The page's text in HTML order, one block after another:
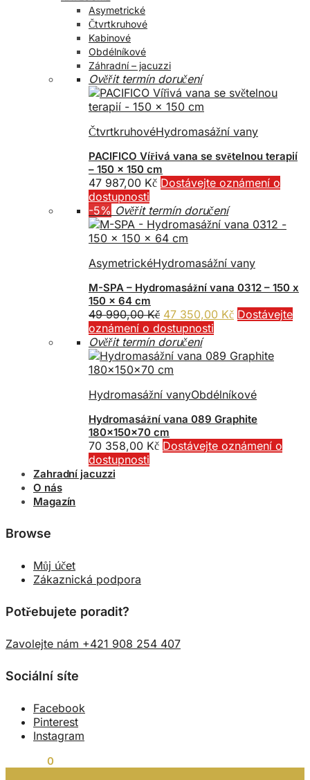
Asymetrické
Čtvrtkruhové
Kabinové
Obdélníkové
Záhradní – jacuzzi
Ověřit termín doručení
ČtvrtkruhovéHydromasážní vany
PACIFICO Vířivá vana se světelnou terapií
– 150 x 150 cm
47 987,00 Kč Dostávejte oznámení o
dostupnosti
-5% Ověřit termín doručení
AsymetrickéHydromasážní vany
M-SPA – Hydromasážní vana 0312 – 150 x
150 x 64 cm
49 990,00Kč Původní
cena
byla:
49
990,00 Kč.
47 350,00 KčAktuální
47
Dostávejte
oznámení o dostupnosti
Ověřit termín doručení
Hydromasážní vanyObdélníkové
Hydromasážní vana 089 Graphite
180x150x70 cm
70 358,00 Kč Dostávejte oznámení o
dostupnosti
Zahradní jacuzzi
O nás
Magazín
Browse
Můj účet
Zákaznická podpora
Potřebujete poradit?
Zavolejte nám +421 908 254 407
Sociální síte
Facebook
Pinterest
Instagram
0